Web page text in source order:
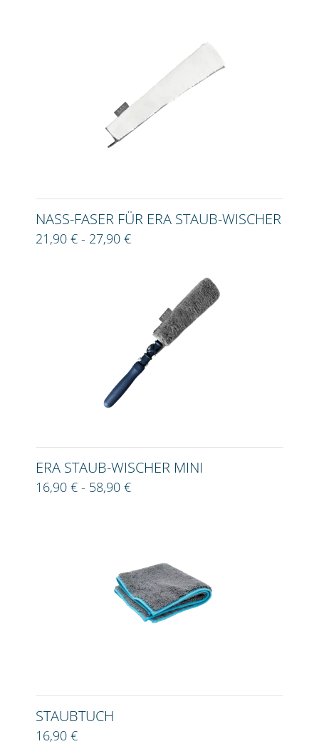
NASS-FASER FÜR ERA STAUB-WISCHER
21,90 € - 27,90 €
ERA STAUB-WISCHER MINI
16,90 € - 58,90 €
STAUBTUCH
16,90 €